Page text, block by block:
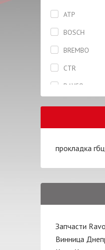
Горловина
Датчик
Дверь
Жидкость
Замок
Колодки
Кольца
Кронштейн
Крыло
Крышка
ATP
BOSCH
BREMBO
CTR
DAYCO
JAKOPARTS
прокладка
Запчасти
Винница